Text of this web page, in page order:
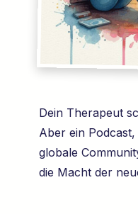
Dein Therapeut
Aber ein
globale
die Macht der